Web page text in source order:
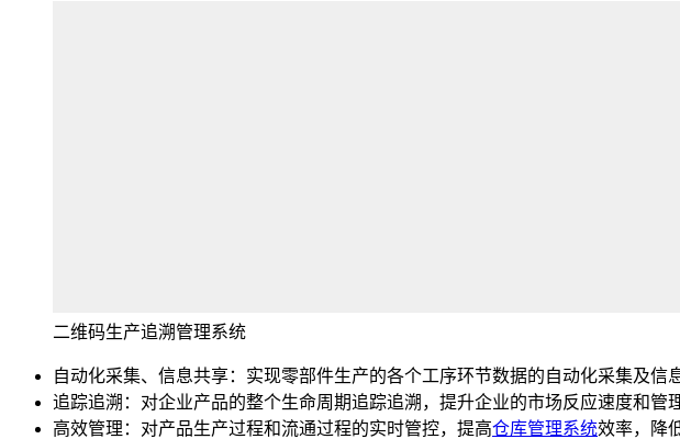
二维码生产追溯管理系统
自动化采集、信息共享：实现零部件生产的各个工序环节数据的自动化采集及信
追踪追溯：对企业产品的整个生命周期追踪追溯，提升企业的市场反应速度和管
高效管理：对产品生产过程和流通过程的实时管控，提高仓库管理系统效率，降